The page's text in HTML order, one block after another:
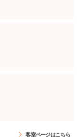
客室ページはこちら